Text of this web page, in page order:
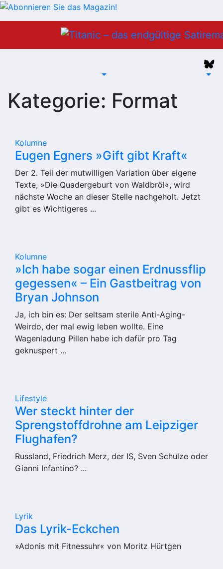
Kategorie: Format
Kolumne
Eugen Egners »Gift gibt Kraft«
Der 2. Teil der mutwilligen Variation über eigene
Texte, »Die Quadergeburt von Waldbröl«, wird
nächste Woche an dieser Stelle nachgeholt. Jetzt
gibt es Wichtigeres ...
Kolumne
»Ich habe sogar einen Erdnussflip
gegessen« – Ein Gastbeitrag von
Bryan Johnson
Ja, ich bin es: Der seltsam sterile Anti-Aging-
Weirdo, der mal ewig leben wollte. Eine
Wagenladung Pillen habe ich dafür pro Tag
geknuspert ...
Lifestyle
Wer steckt hinter der
Sprengstoffdrohne am Leipziger
Flughafen?
Russland, Friedrich Merz, der IS, Sven Schulze oder
Gianni Infantino? ...
Lyrik
Das Lyrik-Eckchen
»Adonis mit Fitnessuhr« von Moritz Hürtgen